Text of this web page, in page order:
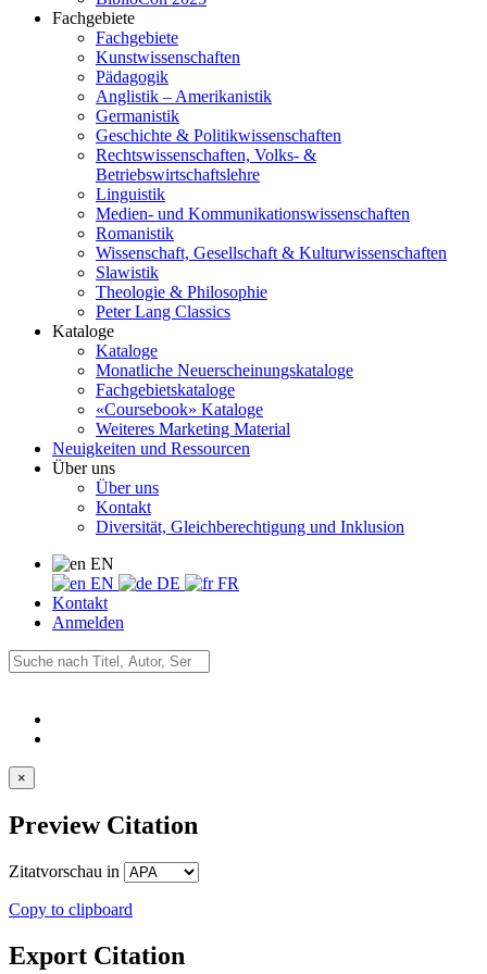
Fachgebiete
Fachgebiete
Kunstwissenschaften
Pädagogik
Anglistik – Amerikanistik
Germanistik
Geschichte & Politikwissenschaften
Rechtswissenschaften, Volks- &
Betriebswirtschaftslehre
Linguistik
Medien- und Kommunikationswissenschaften
Romanistik
Wissenschaft, Gesellschaft & Kulturwissenschaften
Slawistik
Theologie & Philosophie
Peter Lang Classics
Kataloge
Kataloge
Monatliche Neuerscheinungskataloge
Fachgebietskataloge
«Coursebook» Kataloge
Weiteres Marketing Material
Neuigkeiten und Ressourcen
Über uns
Über uns
Kontakt
Diversität, Gleichberechtigung und Inklusion
EN
EN
DE
FR
Kontakt
Anmelden